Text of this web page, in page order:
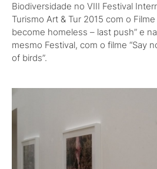
Biodiversidade no VIII Festival
Turismo Art & Tur 2015 com o
become homeless – last push” e
mesmo Festival, com o filme “Say
of birds”.